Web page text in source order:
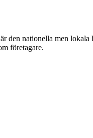
nationella men
företagare.